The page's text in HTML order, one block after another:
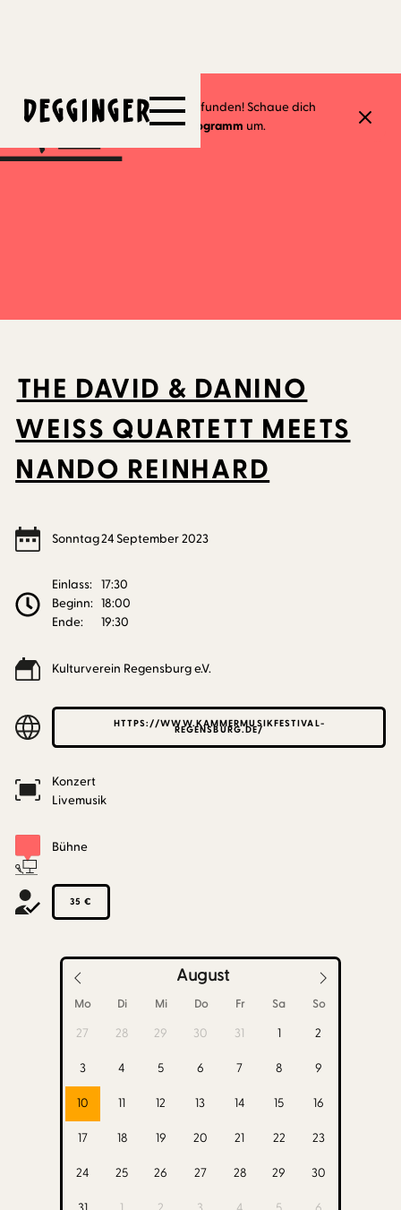
Dieses Event hat schon stattgefunden! Schaue dich
gerne in unseremaktuellen Programm um.
24.9.2023
THE DAVID & DANINO
WEISS QUARTETT MEETS
NANDO REINHARD
Sonntag24September2023
Einlass: 17:30
Beginn: 18:00
Ende:
19:30
Kulturverein Regensburg e.V.
HTTPS://WWW.KAMMERMUSIKFESTIVAL-
REGENSBURG.DE/
Konzert
Livemusik
Bühne
35 €
August
Mo Di Mi Do Fr Sa So
27 28 29 30 31 1 2
3 4 5 6 7 8 9
10 11 12 13 14 15 16
17 18 19 20 21 22 23
24 25 26 27 28 29 30